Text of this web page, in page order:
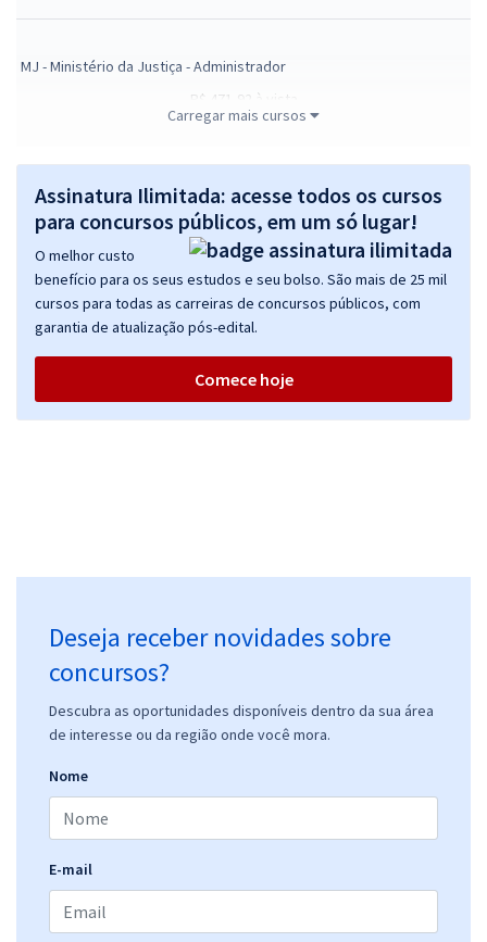
MJ - Ministério da Justiça - Administrador
R$ 471,92 à vista
ou 12x de R$ 39,33
Comprar
MJ - Ministério da Justiça - Cargo 3 - Contador
R$ 399,12à vista
Economize R$ 99,78 (-20%)
ou 12x deR$19,33
Carregar mais cursos
Assinatura Ilimitada: acesse todos os cursos
para concursos públicos, em um só lugar!
O melhor custo
benefício para os seus estudos e seu bolso. São mais de 25 mil
cursos para todas as carreiras de concursos públicos, com
garantia de atualização pós-edital.
Comece hoje
Deseja receber novidades sobre
concursos?
Descubra as oportunidades disponíveis dentro da sua área
de interesse ou da região onde você mora.
Nome
E-mail